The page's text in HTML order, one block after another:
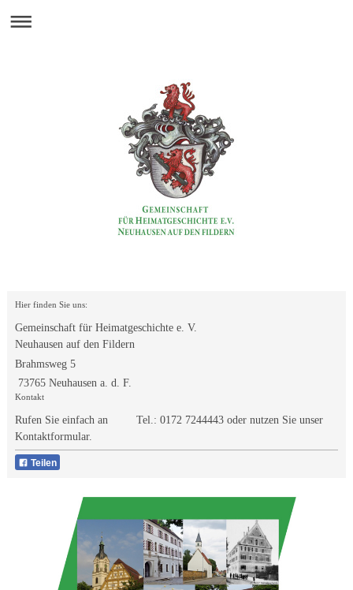
Hier finden Sie uns:
Gemeinschaft für Heimatgeschichte e. V.
Neuhausen auf den Fildern
Brahmsweg 5
73765 Neuhausen a. d. F.
Kontakt
Rufen Sie einfach an Tel.: 0172 7244443oder nutzen Sie unser
Kontaktformular.
Teilen